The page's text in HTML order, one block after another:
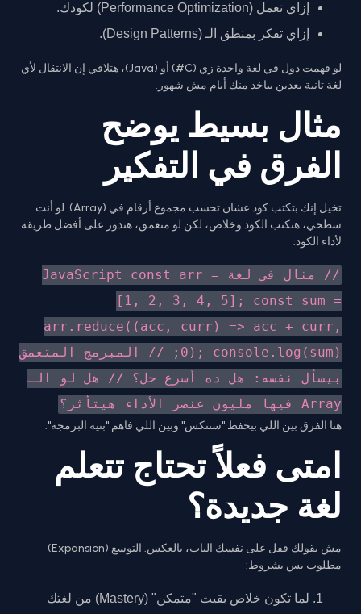
إزاي تعمل (Performance Optimization) لكودك.
إزاي تفكر بمنطق الـ (Design Patterns).
لو فهمت دول في لغة واحدة زي (C#) أو (Java)، هتلاقي إن الانتقال لأي
لغة تانية بعدين بياخد منك أيام مش شهور.
مثال بسيط يوضح
الفرق في التفكير
تخيل إنك بتكتب كود عشان تحسب مجموع أرقام في (Array). لو أنت
سطحي، هتكتب الكود وخلاص، لكن لو متعمق، هتدور على أفضل طريقة
لأداء الكود:
// مثال في لغة JavaScript const arr =
[1, 2, 3, 4, 5]; const sum =
arr.reduce((acc, curr) => acc + curr,
0); console.log(sum); // المبرمج المتعمق
بيسأل نفسه: هل ده أسرع حل؟ // هل لو الـ
Array فيها مليون عنصر الأداء هيتأثر؟
هنا الفرق بين اللي بيحفظ "سنتكس" وبين اللي فاهم "بنية البرمجة".
امتى فعلاً تحتاج تتعلم
لغة جديدة؟
مش بقولك قفل على نفسك الباب، بالعكس. التوسع (Expansion)
مطلوب بس بشروط:
لما تكون خلاص بقيت "متمكن" (Mastery) من لغتك